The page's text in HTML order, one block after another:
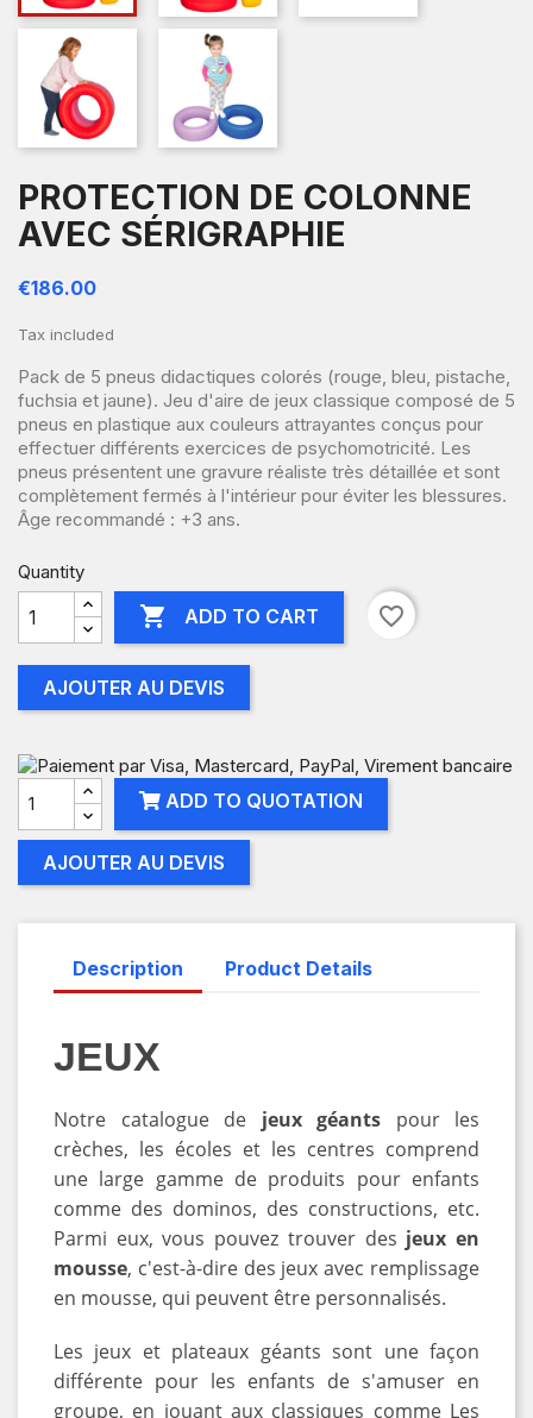
PROTECTION DE COLONNE
AVEC SÉRIGRAPHIE
€186.00
Tax included
Pack de 5 pneus didactiques colorés (rouge, bleu, pistache,
fuchsia et jaune). Jeu d'aire de jeux classique composé de 5
pneus en plastique aux couleurs attrayantes conçus pour
effectuer différents exercices de psychomotricité. Les
pneus présentent une gravure réaliste très détaillée et sont
complètement fermés à l'intérieur pour éviter les blessures.
Âge recommandé : +3 ans.
Quantity
 ADD TO CART favorite_border
AJOUTER AU DEVIS
ADD TO QUOTATION
AJOUTER AU DEVIS
Description Product Details
JEUX
Notre catalogue de jeux géants pour les
crèches, les écoles et les centres comprend
une large gamme de produits pour enfants
comme des dominos, des constructions, etc.
Parmi eux, vous pouvez trouver des jeux en
mousse, c'est-à-dire des jeux avec remplissage
en mousse, qui peuvent être personnalisés.
Les jeux et plateaux géants sont une façon
différente pour les enfants de s'amuser en
groupe, en jouant aux classiques comme Les